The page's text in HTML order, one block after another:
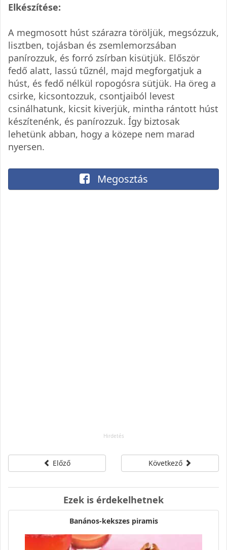
Elkészítése:
A megmosott húst szárazra töröljük, megsózzuk,
lisztben, tojásban és zsemlemorzsában
panírozzuk, és forró zsírban kisütjük. Először
fedő alatt, lassú tűznél, majd megforgatjuk a
húst, és fedő nélkül ropogósra sütjük. Ha öreg a
csirke, kicsontozzuk, csontjaiból levest
csinálhatunk, kicsit kiverjük, mintha rántott húst
készítenénk, és panírozzuk. Így biztosak
lehetünk abban, hogy a közepe nem marad
nyersen.
Megosztás
Előző Következő
Ezek is érdekelhetnek
Banános-kekszes piramis